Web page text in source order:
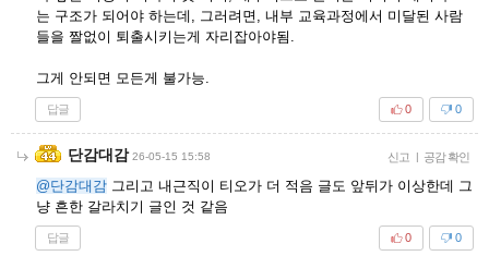
는 구조가 되어야 하는데, 그러려면, 내부 교육과정에서 미달된 사람
들을 짤없이 퇴출시키는게 자리잡아야됨.
그게 안되면 모든게 불가능.
답글 0
0
단감대감 26-05-15 15:58 신고 | 공감 확인
@단감대감 그리고 내근직이 티오가 더 적음 글도 앞뒤가 이상한데 그
냥 흔한 갈라치기 글인 것 같음
답글 0
0